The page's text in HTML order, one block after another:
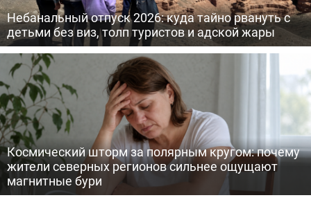
Небанальный отпуск 2026: куда тайно рвануть с
детьми без виз, толп туристов и адской жары
Космический шторм за полярным кругом: почему
жители северных регионов сильнее ощущают
магнитные бури